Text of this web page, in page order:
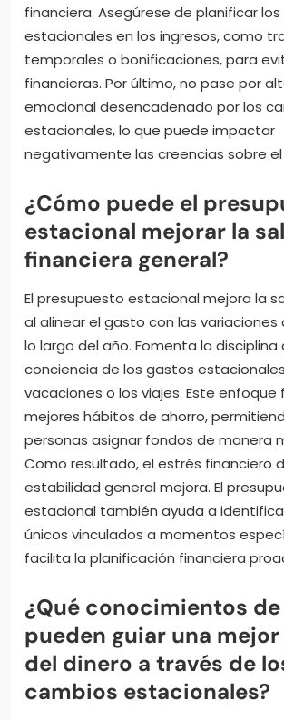
financiera. Asegúrese de planificar
estacionales en los ingresos, como
temporales o bonificaciones, para
financieras. Por último, no pase por
emocional desencadenado por los
estacionales, lo que puede impactar
negativamente las creencias sobre el
¿Cómo puede el
estacional mejorar la
financiera general?
El presupuesto estacional mejora la
al alinear el gasto con las variaciones
lo largo del año. Fomenta la disciplina
conciencia de los gastos
vacaciones o los viajes. Este
mejores hábitos de ahorro,
personas asignar fondos de manera
Como resultado, el estrés financiero
estabilidad general mejora. El
estacional también ayuda a
únicos vinculados a momentos
facilita la planificación financiera
¿Qué conocimientos
pueden guiar una
del dinero a través de
cambios estacionales?